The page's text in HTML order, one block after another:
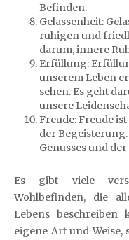
Befinden.
Gelassenheit:
ruhigen und
darum, innere
Erfüllung:
unserem Leben
sehen. Es geht
unsere
Freude: Freude
der
Genusses und
Es gibt viele
Wohlbefinden, die
Lebens beschreiben
eigene Art und Weise,